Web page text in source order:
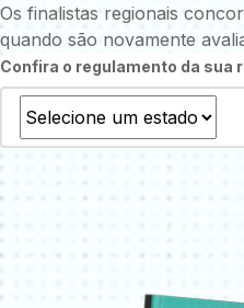
Os finalistas regionais
quando são novamente
Confira o regulamento da sua